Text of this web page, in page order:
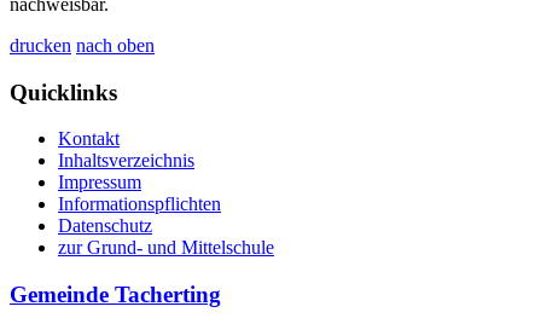
drucken nach oben
Quicklinks
Kontakt
Inhaltsverzeichnis
Impressum
Informationspflichten
Datenschutz
zur Grund- und Mittelschule
Gemeinde Tacherting